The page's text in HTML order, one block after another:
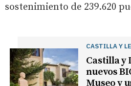
sostenimiento de 239.620
CASTILLA Y
Castilla y
nuevos
Museo y